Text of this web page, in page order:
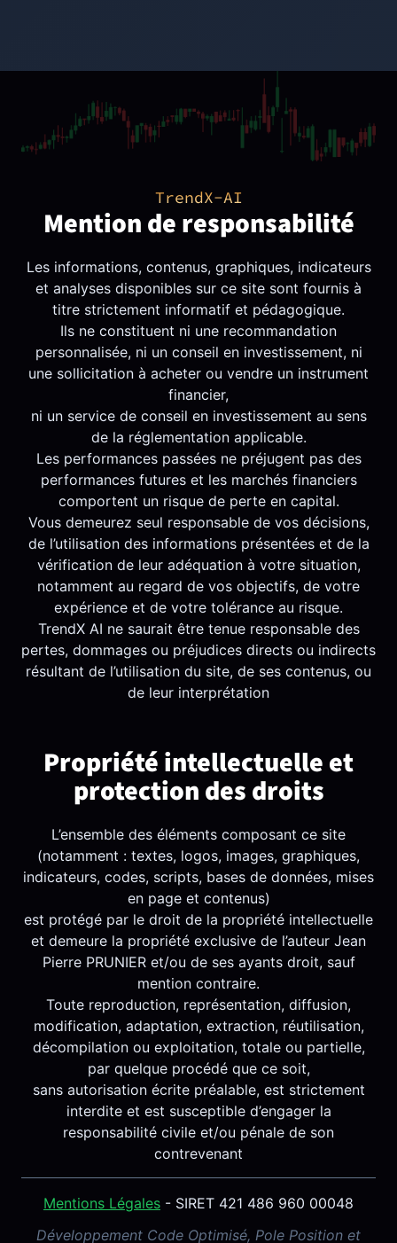
TrendX-AI
Mention de responsabilité
Les informations, contenus, graphiques, indicateurs
et analyses disponibles sur ce site sont fournis à
titre strictement informatif et pédagogique.
Ils ne constituent ni une recommandation
personnalisée, ni un conseil en investissement, ni
une sollicitation à acheter ou vendre un instrument
financier,
ni un service de conseil en investissement au sens
de la réglementation applicable.
Les performances passées ne préjugent pas des
performances futures et les marchés financiers
comportent un risque de perte en capital.
Vous demeurez seul responsable de vos décisions,
de l’utilisation des informations présentées et de la
vérification de leur adéquation à votre situation,
notamment au regard de vos objectifs, de votre
expérience et de votre tolérance au risque.
TrendX AI ne saurait être tenue responsable des
pertes, dommages ou préjudices directs ou indirects
résultant de l’utilisation du site, de ses contenus, ou
de leur interprétation
Propriété intellectuelle et
protection des droits
L’ensemble des éléments composant ce site
(notamment : textes, logos, images, graphiques,
indicateurs, codes, scripts, bases de données, mises
en page et contenus)
est protégé par le droit de la propriété intellectuelle
et demeure la propriété exclusive de l’auteur Jean
Pierre PRUNIER et/ou de ses ayants droit, sauf
mention contraire.
Toute reproduction, représentation, diffusion,
modification, adaptation, extraction, réutilisation,
décompilation ou exploitation, totale ou partielle,
par quelque procédé que ce soit,
sans autorisation écrite préalable, est strictement
interdite et est susceptible d’engager la
responsabilité civile et/ou pénale de son
contrevenant
Mentions Légales - SIRET 421 486 960 00048
Développement Code Optimisé, Pole Position et